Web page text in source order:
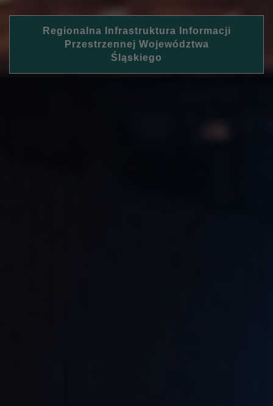
Regionalna Infrastruktura Informacji
Przestrzennej Województwa
Śląskiego